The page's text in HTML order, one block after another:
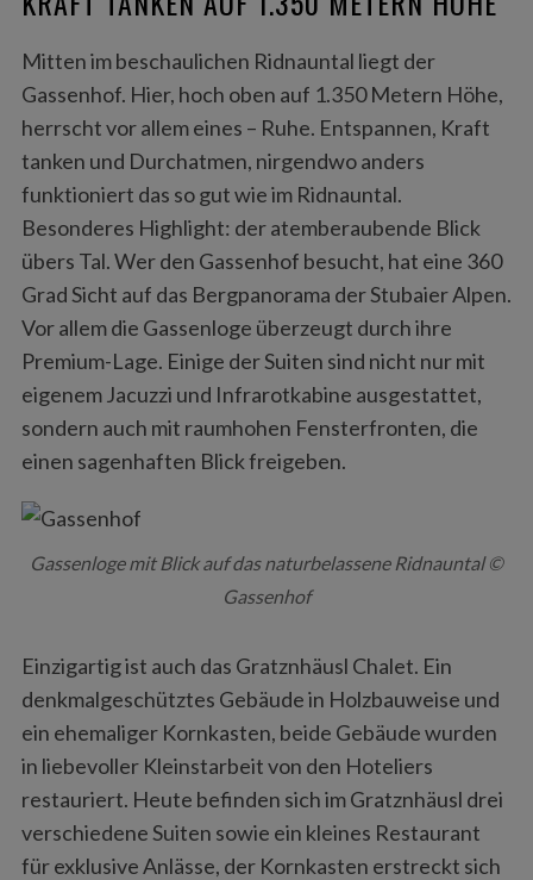
Mitten im beschaulichen Ridnauntal liegt der
Gassenhof. Hier, hoch oben auf 1.350 Metern Höhe,
herrscht vor allem eines – Ruhe. Entspannen, Kraft
tanken und Durchatmen, nirgendwo anders
funktioniert das so gut wie im Ridnauntal.
Besonderes Highlight: der atemberaubende Blick
übers Tal. Wer den Gassenhof besucht, hat eine 360
Grad Sicht auf das Bergpanorama der Stubaier Alpen.
Vor allem die Gassenloge überzeugt durch ihre
Premium-Lage. Einige der Suiten sind nicht nur mit
eigenem Jacuzzi und Infrarotkabine ausgestattet,
sondern auch mit raumhohen Fensterfronten, die
einen sagenhaften Blick freigeben.
Gassenloge mit Blick auf das naturbelassene Ridnauntal ©
Gassenhof
Einzigartig ist auch das Gratznhäusl Chalet. Ein
denkmalgeschütztes Gebäude in Holzbauweise und
ein ehemaliger Kornkasten, beide Gebäude wurden
in liebevoller Kleinstarbeit von den Hoteliers
restauriert. Heute befinden sich im Gratznhäusl drei
verschiedene Suiten sowie ein kleines Restaurant
für exklusive Anlässe, der Kornkasten erstreckt sich